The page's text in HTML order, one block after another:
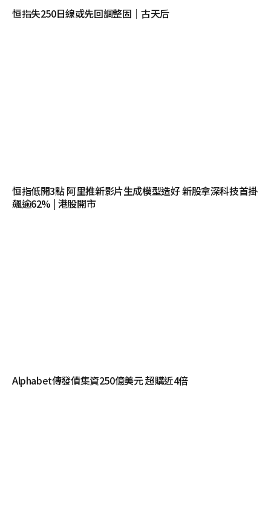
恒指失250日線或先回調整固｜古天后
恒指低開3點 阿里推新影片生成模型造好 新股拿深科技首掛
飆逾62% | 港股開市
Alphabet傳發債集資250億美元 超購近4倍